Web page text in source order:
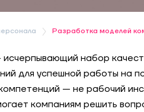
Разработка моделей
набор
для успешной работы на
— не рабочий
компаниям решить